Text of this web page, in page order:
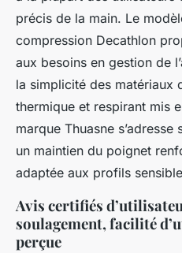
précis de la main. Le
compression Decathlon
aux besoins en gestion de
la simplicité des matériaux
thermique et respirant mis
marque Thuasne
un maintien du poignet
adaptée aux profils
Avis certifiés
soulagement, facilité
perçue